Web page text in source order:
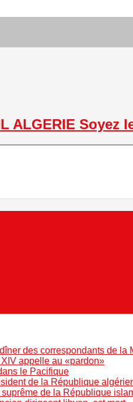
ALGERIE Soyez
des correspondants de la
appelle au «pardon»
le Pacifique
de la République
de la République